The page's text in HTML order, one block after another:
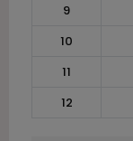
9
10
11
12